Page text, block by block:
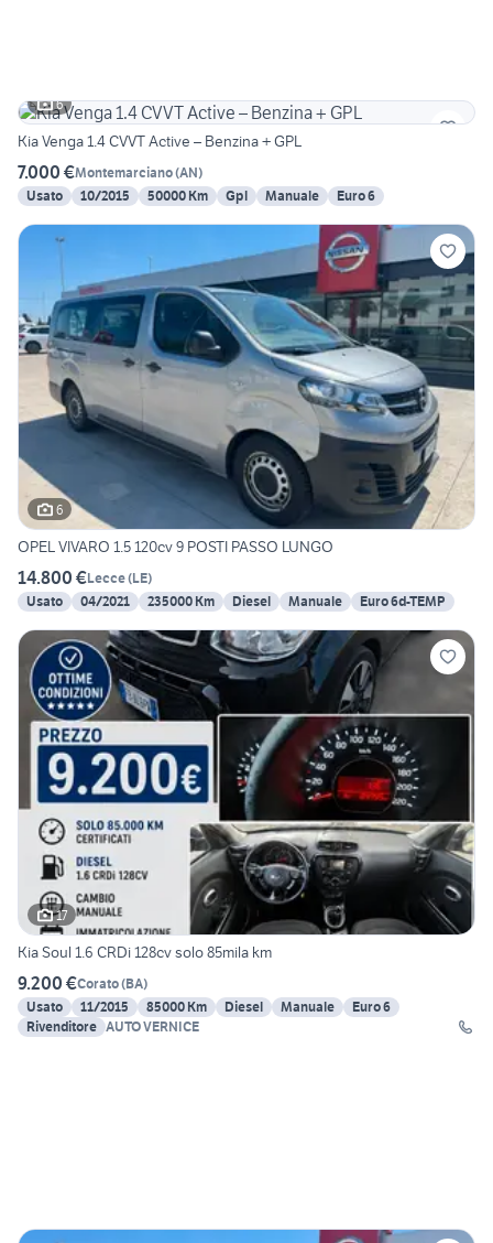
6
Kia Venga 1.4 CVVT Active – Benzina + GPL
7.000 €Montemarciano(AN)
Usato
10/2015 50000 Km Gpl Manuale Euro 6
6
OPEL VIVARO 1.5 120cv 9 POSTI PASSO LUNGO
14.800 €Lecce(LE)
Usato
04/2021 235000 Km Diesel Manuale Euro 6d-TEMP
17
Kia Soul 1.6 CRDi 128cv solo 85mila km
9.200 €Corato(BA)
Usato
11/2015 85000 Km Diesel Manuale
Euro 6
Rivenditore AUTO VERNICE